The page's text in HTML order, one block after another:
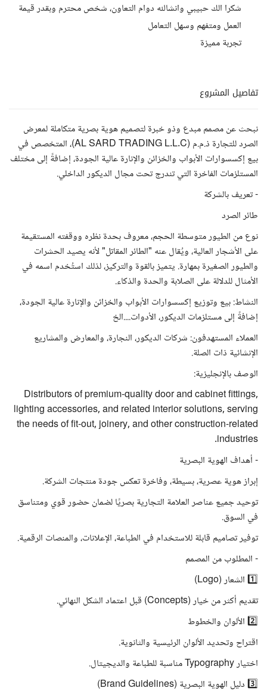
شكرا الك حبيبي وانشالله دوام التعاون، شخص محترم وبقدر قيمة
العمل ومتفهم وسهل التعامل
تجربة مميزة
تفاصيل المشروع
نبحث عن مصمم مبدع وذو خبرة لتصميم هوية بصرية متكاملة لمعرض
الصرد للتجارة ذ.م.م (AL SARD TRADING L.L.C)، المتخصص في
بيع إكسسوارات الأبواب والخزائن والإنارة عالية الجودة، إضافةً إلى مختلف
المستلزمات الفاخرة التي تندرج تحت مجال الديكور الداخلي.
- تعريف بالشركة
طائر الصرد
نوع من الطيور متوسطة الحجم، معروف بحدة نظره ووقفته المستقيمة
على الأشجار العالية، ويُقال عنه "الطائر المقاتل" لأنه يصيد الحشرات
والطيور الصغيرة بمهارة. يتميز بالقوة والتركيز، لذلك استُخدم اسمه في
الأمثال للدلالة على الصلابة والحدة والذكاء.
النشاط: بيع وتوزيع إكسسوارات الأبواب والخزائن والإنارة عالية الجودة،
إضافةً إلى مستلزمات الديكور، الأدوات....الخ
العملاء المستهدفون: شركات الديكور، النجارة، والمعارض والمشاريع
الإنشائية ذات الصلة.
الوصف بالإنجليزية:
Distributors of premium-quality door and cabinet fittings,
lighting accessories, and related interior solutions, serving
the needs of fit-out, joinery, and other construction-related
industries.
- أهداف الهوية البصرية
إبراز هوية عصرية، بسيطة، وفاخرة تعكس جودة منتجات الشركة.
توحيد جميع عناصر العلامة التجارية بصريًا لضمان حضور قوي ومتناسق
في السوق.
توفير تصاميم قابلة للاستخدام في الطباعة، الإعلانات، والمنصات الرقمية.
- المطلوب من المصمم
1️⃣ الشعار (Logo)
تقديم أكثر من خيار (Concepts) قبل اعتماد الشكل النهائي.
2️⃣ الألوان والخطوط
اقتراح وتحديد الألوان الرئيسية والثانوية.
اختيار Typography مناسبة للطباعة والديجيتال.
3️⃣ دليل الهوية البصرية (Brand Guidelines)